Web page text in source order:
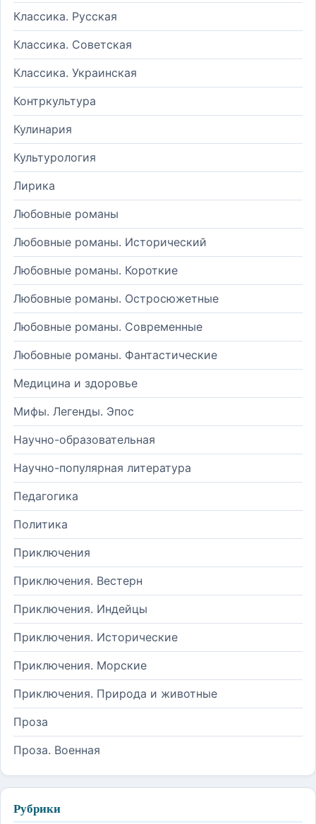
Классика. Русская
Классика. Советская
Классика. Украинская
Контркультура
Кулинария
Культурология
Лирика
Любовные романы
Любовные романы. Исторический
Любовные романы. Короткие
Любовные романы. Остросюжетные
Любовные романы. Современные
Любовные романы. Фантастические
Медицина и здоровье
Мифы. Легенды. Эпос
Научно-образовательная
Научно-популярная литература
Педагогика
Политика
Приключения
Приключения. Вестерн
Приключения. Индейцы
Приключения. Исторические
Приключения. Морские
Приключения. Природа и животные
Проза
Проза. Военная
Рубрики